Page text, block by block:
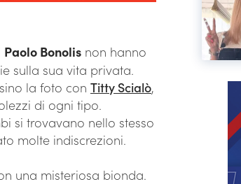
Paolo Bonolis non hanno
sulla sua vita privata.
la foto con Titty Scialò,
di ogni tipo.
si trovavano nello stesso
molte indiscrezioni.
una misteriosa bionda.